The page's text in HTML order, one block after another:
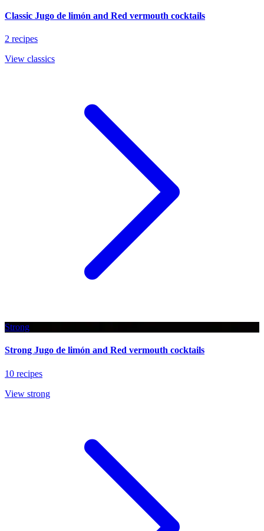
Classic Jugo de limón and Red vermouth cocktails
2 recipes
View classics
Strong
Strong Jugo de limón and Red vermouth cocktails
10 recipes
View strong